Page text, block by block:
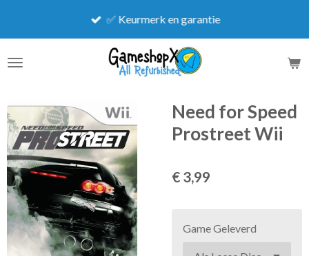
de
✅ Keurmerk en garantie
Need for Speed
Prostreet Wii
€ 3,99
Game Geleverd